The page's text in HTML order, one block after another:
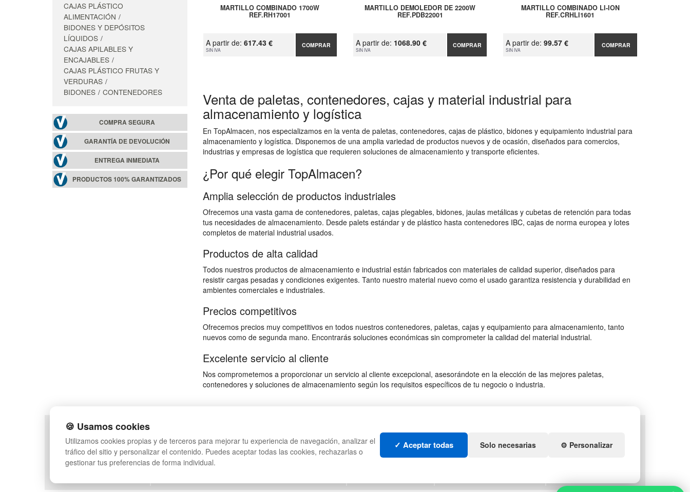
CAJAS PLÁSTICO
ALIMENTACIÓN
BIDONES Y DEPÓSITOS
LÍQUIDOS
CAJAS APILABLES Y
ENCAJABLES
CAJAS PLÁSTICO FRUTAS Y
VERDURAS
BIDONES
CONTENEDORES
COMPRA SEGURA
GARANTÍA DE DEVOLUCIÓN
ENTREGA INMEDIATA
PRODUCTOS 100% GARANTIZADOS
MARTILLO COMBINADO 1700W
REF.RH17001
A partir de: 617.43 €
SIN IVA
COMPRAR
MARTILLO DEMOLEDOR DE 2200W
REF.PDB22001
A partir de: 1068.90 €
SIN IVA
COMPRAR
MARTILLO COMBINADO LI-ION
REF.CRHLI1601
A partir de:99.57 €
SIN IVA
COMPRAR
Venta de paletas, contenedores, cajas y material industrial para
almacenamiento y logística
En TopAlmacen, nos especializamos en la venta de paletas, contenedores, cajas de plástico, bidones y equipamiento industrial para
almacenamiento y logística. Disponemos de una amplia variedad de productos nuevos y de ocasión, diseñados para comercios,
industrias y empresas de logística que requieren soluciones de almacenamiento y transporte eficientes.
¿Por qué elegir TopAlmacen?
Amplia selección de productos industriales
Ofrecemos una vasta gama de contenedores, paletas, cajas plegables, bidones, jaulas metálicas y cubetas de retención para todas
tus necesidades de almacenamiento. Desde palets estándar y de plástico hasta contenedores IBC, cajas de norma europea y lotes
completos de material industrial usados.
Productos de alta calidad
Todos nuestros productos de almacenamiento e industrial están fabricados con materiales de calidad superior, diseñados para
resistir cargas pesadas y condiciones exigentes. Tanto nuestro material nuevo como el usado garantiza resistencia y durabilidad en
ambientes comerciales e industriales.
Precios competitivos
Ofrecemos precios muy competitivos en todos nuestros contenedores, paletas, cajas y equipamiento para almacenamiento, tanto
nuevos como de segunda mano. Encontrarás soluciones económicas sin comprometer la calidad del material industrial.
Excelente servicio al cliente
Nos comprometemos a proporcionar un servicio al cliente excepcional, asesorándote en la elección de las mejores paletas,
contenedores y soluciones de almacenamiento según los requisitos específicos de tu negocio o industria.
POLÍTICA DE PRIVACIDAD
CONDICIONES DE USO
CAMBIOS Y DEVOLUCIONES
CONTACTO
PREGUNTAS FRECUENTES
INGRESA A TU CUENTA
ESTANTERÍAS
MANUTENCIÓN
PALETS
CONTENEDORES DE PLÁSTICO
LIQUIDACIÓN Y SOBRANTES
ARTÍCULOS DE NATACIÓN
🍪 Usamos cookies
Utilizamos cookies propias y de terceros para mejorar tu experiencia de navegación, analizar el
tráfico del sitio y personalizar el contenido. Puedes aceptar todas las cookies, rechazarlas o
gestionar tus preferencias de forma individual.
✓ Aceptar todas Solo necesarias ⚙️ Personalizar